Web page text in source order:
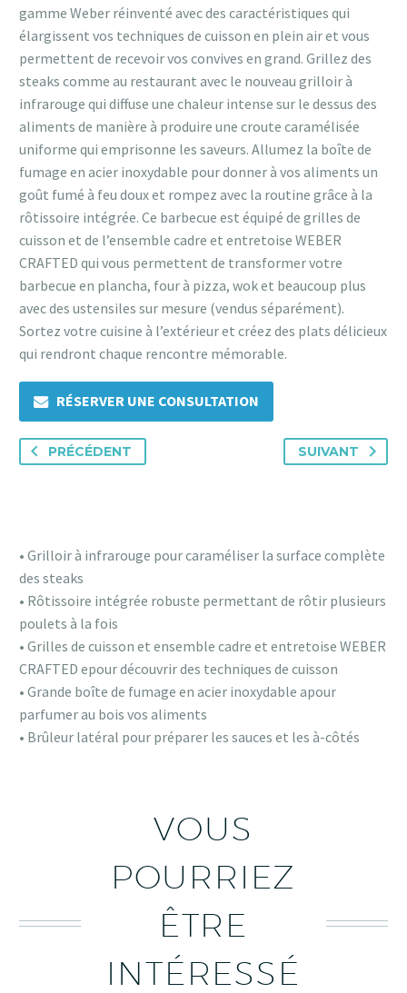
gamme Weber réinventé avec des caractéristiques qui
élargissent vos techniques de cuisson en plein air et vous
permettent de recevoir vos convives en grand. Grillez des
steaks comme au restaurant avec le nouveau grilloir à
infrarouge qui diffuse une chaleur intense sur le dessus des
aliments de manière à produire une croute caramélisée
uniforme qui emprisonne les saveurs. Allumez la boîte de
fumage en acier inoxydable pour donner à vos aliments un
goût fumé à feu doux et rompez avec la routine grâce à la
rôtissoire intégrée. Ce barbecue est équipé de grilles de
cuisson et de l’ensemble cadre et entretoise WEBER
CRAFTED qui vous permettent de transformer votre
barbecue en plancha, four à pizza, wok et beaucoup plus
avec des ustensiles sur mesure (vendus séparément).
Sortez votre cuisine à l’extérieur et créez des plats délicieux
qui rendront chaque rencontre mémorable.
RÉSERVER UNE CONSULTATION
PRÉCÉDENT SUIVANT
• Grilloir à infrarouge pour caraméliser la surface complète
des steaks
• Rôtissoire intégrée robuste permettant de rôtir plusieurs
poulets à la fois
• Grilles de cuisson et ensemble cadre et entretoise WEBER
CRAFTED epour découvrir des techniques de cuisson
• Grande boîte de fumage en acier inoxydable apour
parfumer au bois vos aliments
• Brûleur latéral pour préparer les sauces et les à-côtés
VOUS
POURRIEZ
ÊTRE
INTÉRESSÉ